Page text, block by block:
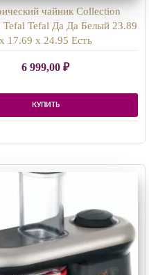
чайник Collection
Tefal Да Да Белый 23.89
х 17.69 х 24.95 Есть
6 999,00₽
КУПИТЬ